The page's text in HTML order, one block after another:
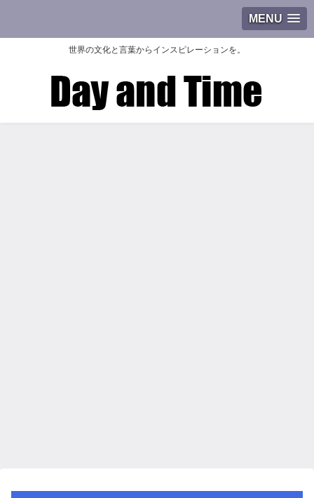
MENU
世界の文化と言葉からインスピレーションを。